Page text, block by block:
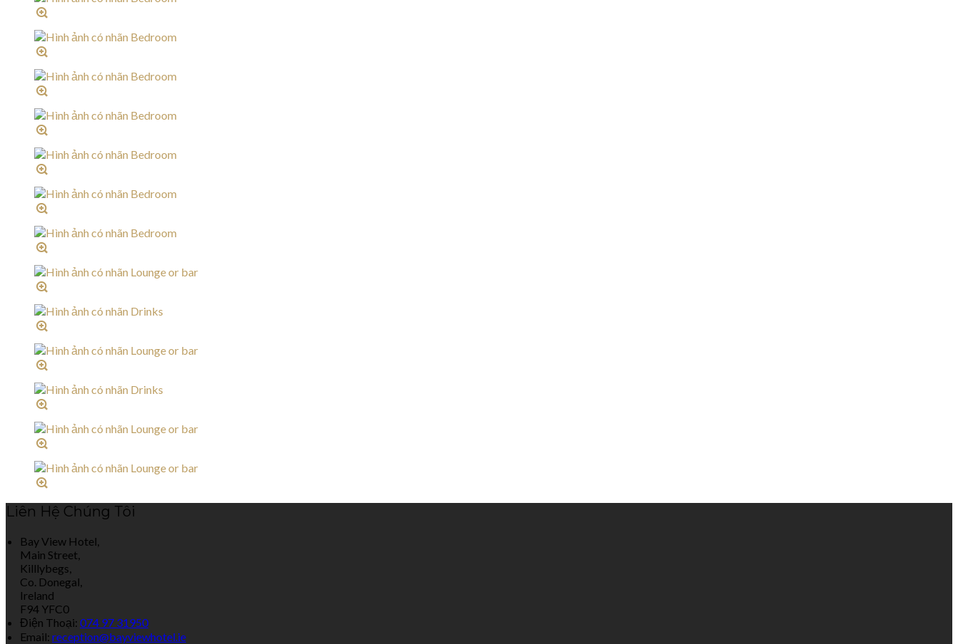
Liên Hệ Chúng Tôi
Bay View Hotel,
Main Street,
Killlybegs,
Co. Donegal,
Ireland
F94 YFC0
Điện Thoại: 074 97 31950
Email: reception@bayviewhotel.ie